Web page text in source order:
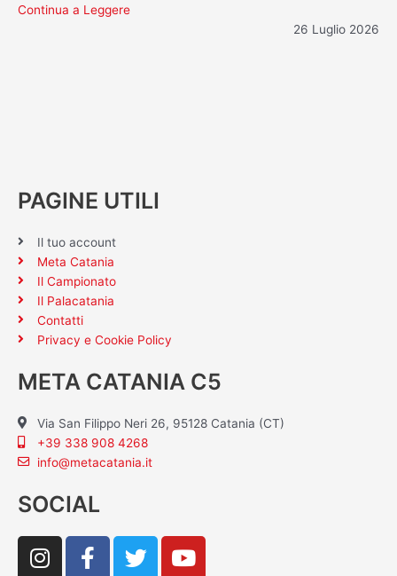
Continua a Leggere
26 Luglio 2026
PAGINE UTILI
Il tuo account
Meta Catania
Il Campionato
Il Palacatania
Contatti
Privacy e Cookie Policy
META CATANIA C5
Via San Filippo Neri 26, 95128 Catania (CT)
+39 338 908 4268
info@metacatania.it
SOCIAL
I
n
F
a
T
w
Y
o